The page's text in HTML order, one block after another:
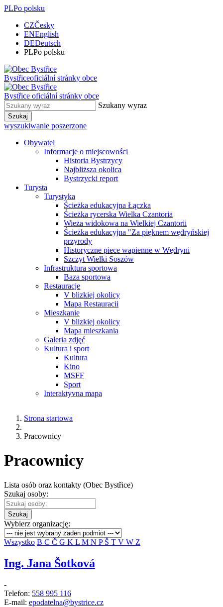
PLPo polsku
CZČesky
ENEnglish
DEDeutsch
PLPo polsku
Bystřiceoficiální stránky obce
Bystřice oficiální stránky obce
Szukany wyraz
Szukaj
wyszukiwanie poszerzone
Obywatel
Informacje o miejscowości
Historia Bystrzycy
Najbliższa okolica
Bystrzycki report
Turysta
Turystyka
Ścieżka edukacyjna Łączka
Ścieżka rycerska Wielka Czantoria
Wieża widokowa na Wielkiej Czantorii
Ścieżka edukacyjna "Za pięknem wędryńskiej
przyrody
Historyczne piece wapienne w Wędryni
Szczyt Wielki Soszów
Infrastruktura sportowa
Baza sportowa
Restauracje
V blizkiej okolicy
Mapa Restauracii
Mieszkanie
V blizkiej okolicy
Mapa mieszkania
Galeria zdjęć
Kultura i sport
Kultura
Kino
MSFF
Sport
Interaktyvna mapa
Strona startowa
Pracownicy
Pracownicy
Lista osób oraz kontakty (Obec Bystřice)
Szukaj osoby:
Szukaj
Wybierz organizację:
Wszystko B C Č G K L M N P Š T V W Z
Ing. Jana Šotková
-
Telefon: 558 995 116
E-mail: epodatelna@bystrice.cz